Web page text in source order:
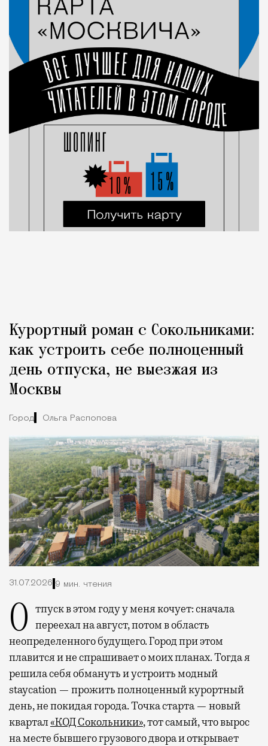
Курортный роман с Сокольниками:
как устроить себе полноценный
день отпуска, не выезжая из
Москвы
Город Ольга Распопова
31.07.2026 9 мин. чтения
Отпуск в этом году у меня кочует: сначала переехал на август, потом в область
неопределенного будущего. Город при этом
плавится и не спрашивает о моих планах. Тогда я
решила себя обмануть и устроить модный
staycation — прожить полноценный курортный
день, не покидая города. Точка старта — новый
квартал«КОД Сокольники», тот самый, что вырос
на месте бывшего грузового двора и открывает